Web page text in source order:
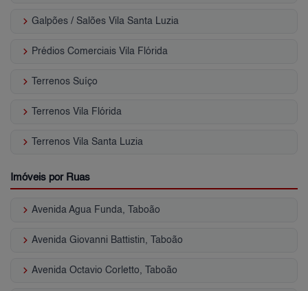
keyboard_arrow_right Galpões / Salões Vila Santa Luzia
keyboard_arrow_right Prédios Comerciais Vila Flórida
keyboard_arrow_right Terrenos Suíço
keyboard_arrow_right Terrenos Vila Flórida
keyboard_arrow_right Terrenos Vila Santa Luzia
Imóveis por Ruas
keyboard_arrow_right Avenida Agua Funda, Taboão
keyboard_arrow_right Avenida Giovanni Battistin, Taboão
keyboard_arrow_right Avenida Octavio Corletto, Taboão